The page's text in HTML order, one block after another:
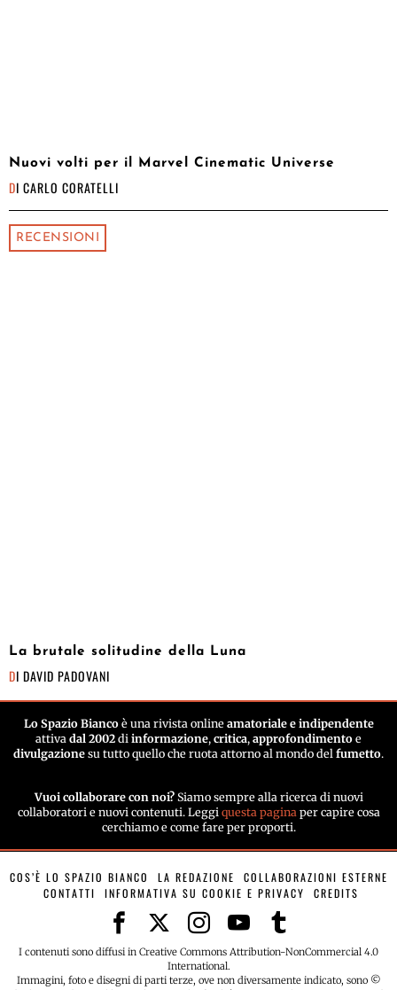
Nuovi volti per il Marvel Cinematic Universe
DI CARLO CORATELLI
RECENSIONI
La brutale solitudine della Luna
DI DAVID PADOVANI
Lo Spazio Biancoè una rivista online amatoriale e indipendente
attiva dal 2002 di informazione, critica, approfondimento e
divulgazione su tutto quello che ruota attorno al mondo del fumetto.
Vuoi collaborare con noi? Siamo sempre alla ricerca di nuovi
collaboratori e nuovi contenuti. Leggi questa pagina per capire cosa
cerchiamo e come fare per proporti.
COS’È LO SPAZIO BIANCO LA REDAZIONE
COLLABORAZIONI ESTERNE
CONTATTI
INFORMATIVA SU COOKIE E PRIVACY CREDITS
I contenuti sono diffusi in Creative Commons Attribution-NonCommercial 4.0
International.
Immagini, foto e disegni di parti terze, ove non diversamente indicato, sono ©